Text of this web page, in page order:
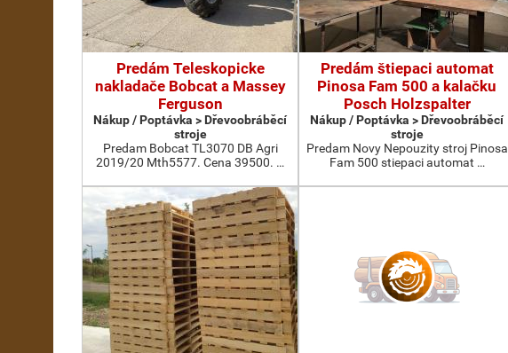
Predám Teleskopicke
nakladače Bobcat a Massey
Ferguson
Nákup / Poptávka > Dřevoobráběcí
stroje
Predam Bobcat TL3070 DB Agri
2019/20 Mth5577. Cena 39500. …
Predám štiepaci automat
Pinosa Fam 500 a kalačku
Posch Holzspalter
Nákup / Poptávka > Dřevoobráběcí
stroje
Predam Novy Nepouzity stroj Pinosa
Fam 500 stiepaci automat …